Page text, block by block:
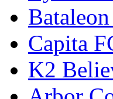
Capita
K2